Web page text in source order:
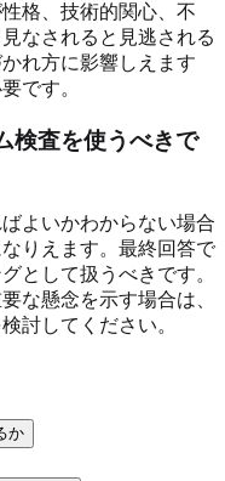
格、技術的関心、不
なされると見逃される
れ方に影響しえます
です。
検査を使うべきで
よいかわからない場合
りえます。最終回答で
として扱うべきです。
な懸念を示す場合は、
討してください。
か